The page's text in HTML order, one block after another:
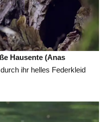
Hausente (Anas
durch ihr helles Federkleid